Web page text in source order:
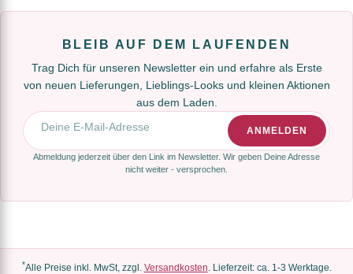
BLEIB AUF DEM LAUFENDEN
Trag Dich für unseren Newsletter ein und erfahre als Erste
von neuen Lieferungen, Lieblings-Looks und kleinen Aktionen
aus dem Laden.
E-Mail-Adresse
ANMELDEN
Abmeldung jederzeit über den Link im Newsletter. Wir geben Deine Adresse
nicht weiter - versprochen.
*Alle Preise inkl. MwSt, zzgl. Versandkosten . Lieferzeit: ca. 1-3 Werktage.